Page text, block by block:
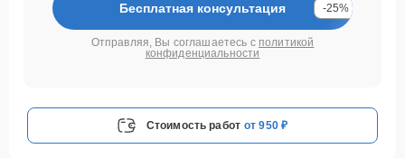
Бесплатная консультация -25%
Отправляя, Вы соглашаетесь с политикой
конфиденциальности
Стоимость работ от 950 ₽